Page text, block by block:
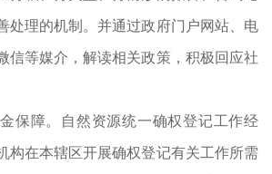
处理的机制。并通过政府门户网站、电
信等媒介，解读相关政策，积极回应社
障。自然资源统一确权登记工作经
构在本辖区开展确权登记有关工作所需